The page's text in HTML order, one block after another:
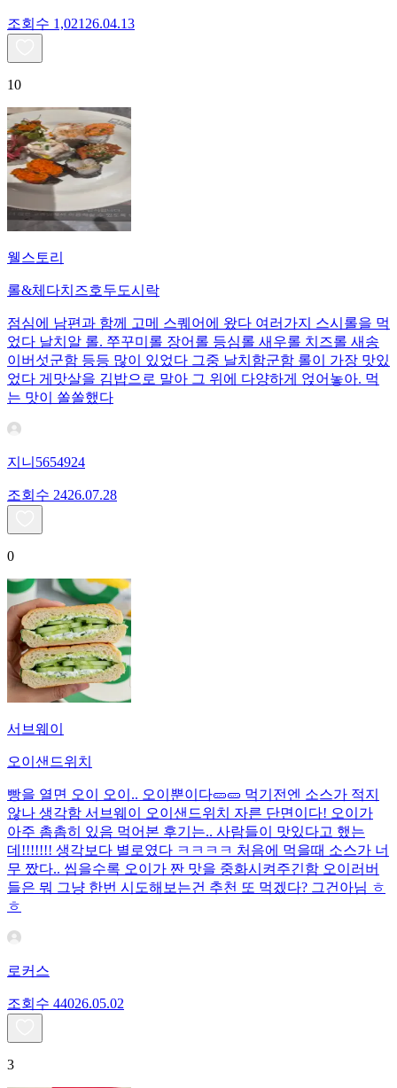
조회수 1,021 26.04.13
10
웰스토리
롤&체다치즈호두도시락
점심에 남편과 함께 고메 스퀘어에 왔다 여러가지 스시롤을 먹
었다 날치알 롤. 쭈꾸미롤 장어롤 등심롤 새우롤 치즈롤 새송
이버섯군함 등등 많이 있었다 그중 날치함군함 롤이 가장 맛있
었다 게맛살을 김밥으로 말아 그 위에 다양하게 얹어놓아. 먹
는 맛이 쏠쏠했다
지니5654924
조회수 2426.07.28
0
서브웨이
오이샌드위치
빵을 열면 오이 오이.. 오이뿐이다🥒🥒 먹기전엔 소스가 적지
않나 생각함 서브웨이 오이샌드위치 자른 단면이다! 오이가
아주 촘촘히 있음 먹어본 후기는.. 사람들이 맛있다고 했는
데!!!!!!! 생각보다 별로였다 ㅋㅋㅋㅋ 처음에 먹을때 소스가 너
무 짰다.. 씹을수록 오이가 짠 맛을 중화시켜주긴함 오이러버
들은 뭐 그냥 한번 시도해보는건 추천 또 먹겠다? 그건아님 ㅎ
ㅎ
로커스
조회수 44026.05.02
3